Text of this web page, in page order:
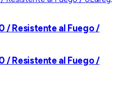
/ Resistente al Fuego /
/ Resistente al Fuego /